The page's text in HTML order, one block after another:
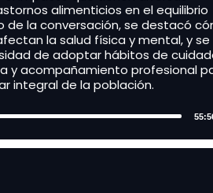
alimenticios en el equilibrio
de la conversación, se destacó
la salud física y mental, y se
de adoptar hábitos de
y acompañamiento profesional
integral de la población.